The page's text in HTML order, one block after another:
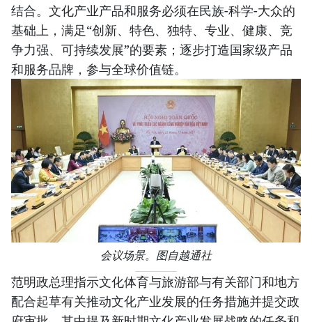
结合。文化产业产品和服务必须在民族-科学-大众的
基础上，满足“创新、特色、独特、专业、健康、竞
争力强、可持续发展”的要素；逐步打造国家级产品
和服务品牌，参与全球价值链。
会议场景。图自越通社
范明政总理指示文化体育与旅游部与有关部门和地方
配合起草有关推动文化产业发展的任务措施并提交政